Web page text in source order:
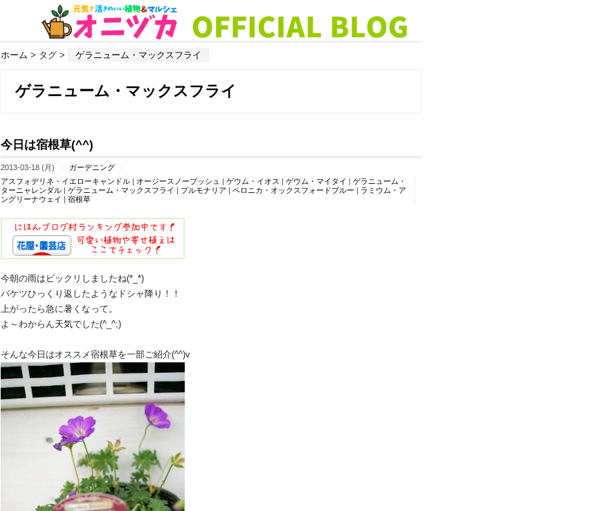
ホーム > タグ > ゲラニューム・マックスフライ
ゲラニューム・マックスフライ
今日は宿根草(^^)
2013-03-18 (月)
ガーデニング
アスフォデリネ・イエローキャンドル | オージースノーブッシュ | ゲウム・イオス | ゲウム・マイタイ | ゲラニューム・
ターニャレンダル | ゲラニューム・マックスフライ | プルモナリア | ベロニカ・オックスフォードブルー | ラミウム・ア
ングリーナウェイ | 宿根草
今朝の雨はビックリしましたね(*_*)
バケツひっくり返したようなドシャ降り！！
上がったら急に暑くなって。
よ～わからん天気でした(^_^;)
そんな今日はオススメ宿根草を一部ご紹介(^^)v